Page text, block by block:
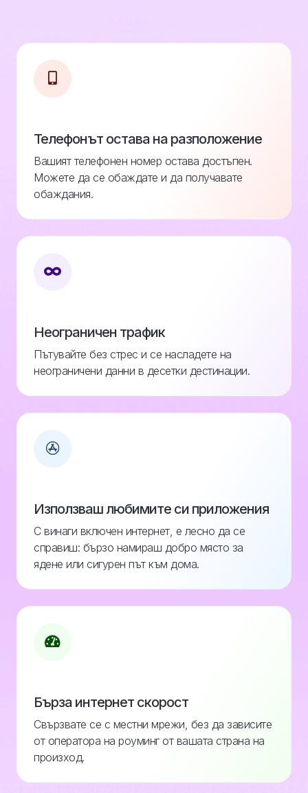
Телефонът остава на разположение
Вашият телефонен номер остава достъпен.
Можете да се обаждате и да получавате
обаждания.
Неограничен трафик
Пътувайте без стрес и се насладете на
неограничени данни в десетки дестинации.
Използваш любимите си приложения
С винаги включен интернет, е лесно да се
справиш: бързо намираш добро място за
ядене или сигурен път към дома.
Бърза интернет скорост
Свързвате се с местни мрежи, без да зависите
от оператора на роуминг от вашата страна на
произход.